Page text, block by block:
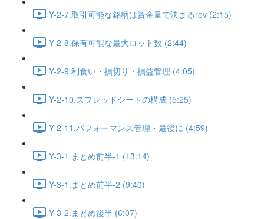
Y-2-7.取引可能な銘柄は資金量で決まるrev (2:15)
Y-2-8.保有可能な最大ロット数 (2:44)
Y-2-9.利食い・損切り・損益管理 (4:05)
Y-2-10.スプレッドシートの構成 (5:25)
Y-2-11.パフォーマンス管理・最後に (4:59)
Y-3-1.まとめ前半-1 (13:14)
Y-3-1.まとめ前半-2 (9:40)
Y-3-2.まとめ後半 (6:07)